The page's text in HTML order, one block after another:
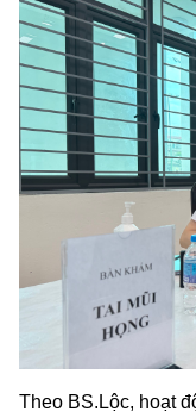
Theo BS.Lộc, hoạt